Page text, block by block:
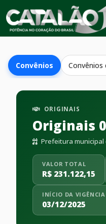
Convênios Convênios
ORIGINAIS
Originais
Prefeitura municipal
VALOR TOTAL
R$ 231.122,15
INÍCIO DA VIGÊNCIA
03/12/2025